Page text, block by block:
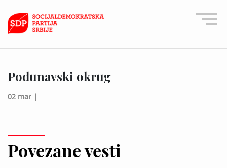
Podunavski okrug
02 mar |
Povezane vesti